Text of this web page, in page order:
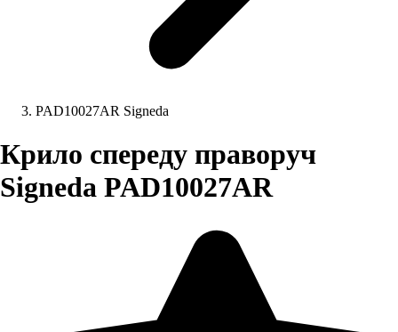
PAD10027AR Signeda
Крило спереду праворуч
Signeda PAD10027AR